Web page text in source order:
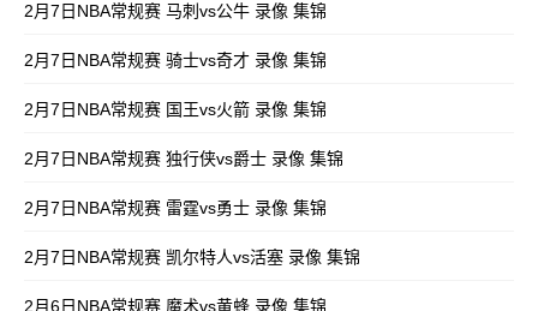
2月7日NBA常规赛 马刺vs公牛 录像 集锦
2月7日NBA常规赛 骑士vs奇才 录像 集锦
2月7日NBA常规赛 国王vs火箭 录像 集锦
2月7日NBA常规赛 独行侠vs爵士 录像 集锦
2月7日NBA常规赛 雷霆vs勇士 录像 集锦
2月7日NBA常规赛 凯尔特人vs活塞 录像 集锦
2月6日NBA常规赛 魔术vs黄蜂 录像 集锦